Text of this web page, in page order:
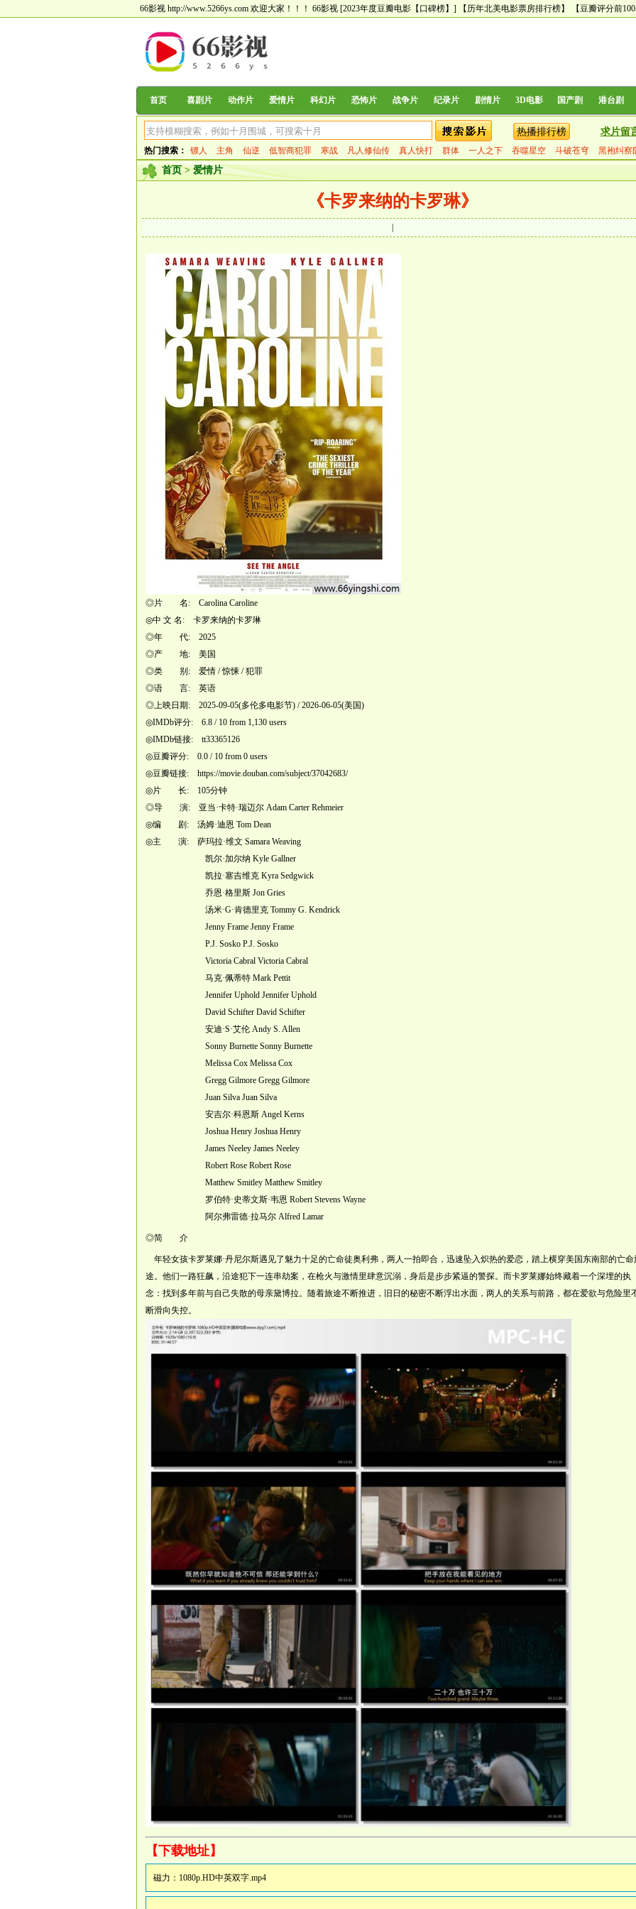
66影视 http://www.5266ys.com 欢迎大家！！！ 66影视 [2023年度豆瓣电影【口碑榜】] 【历年北美电影票房排行榜】 【豆瓣评分前
首页 喜剧片 动作片 爱情片 科幻片 恐怖片 战争片 纪录片 剧情片 3D电影 国产剧 港台剧
热播排行榜 求片留
热门搜索： 镖人 主角 仙逆 低智商犯罪 寒战 凡人修仙传 真人快打 群体 一人之下 吞噬星空 斗破苍穹 黑袍纠察
首页>爱情片
《卡罗来纳的卡罗琳》
◎片 名: Carolina Caroline
◎中 文 名: 卡罗来纳的卡罗琳
◎年 代: 2025
◎产 地: 美国
◎类 别: 爱情 / 惊悚 / 犯罪
◎语 言: 英语
◎上映日期: 2025-09-05(多伦多电影节) / 2026-06-05(美国)
◎IMDb评分: 6.8 / 10 from 1,130 users
◎IMDb链接: tt33365126
◎豆瓣评分: 0.0 / 10 from 0 users
◎豆瓣链接: https://movie.douban.com/subject/37042683/
◎片 长: 105分钟
◎导 演: 亚当·卡特·瑞迈尔 Adam Carter Rehmeier
◎编 剧: 汤姆·迪恩 Tom Dean
◎主 演: 萨玛拉·维文 Samara Weaving
凯尔·加尔纳 Kyle Gallner
凯拉·塞吉维克 Kyra Sedgwick
乔恩·格里斯 Jon Gries
汤米·G·肯德里克 Tommy G. Kendrick
Jenny Frame Jenny Frame
P.J. Sosko P.J. Sosko
Victoria Cabral Victoria Cabral
马克·佩蒂特 Mark Pettit
Jennifer Uphold Jennifer Uphold
David Schifter David Schifter
安迪·S·艾伦 Andy S. Allen
Sonny Burnette Sonny Burnette
Melissa Cox Melissa Cox
Gregg Gilmore Gregg Gilmore
Juan Silva Juan Silva
安吉尔·科恩斯 Angel Kerns
Joshua Henry Joshua Henry
James Neeley James Neeley
Robert Rose Robert Rose
Matthew Smitley Matthew Smitley
罗伯特·史蒂文斯·韦恩 Robert Stevens Wayne
阿尔弗雷德·拉马尔 Alfred Lamar
◎简 介
年轻女孩卡罗莱娜·丹尼尔斯遇见了魅力十足的亡命徒奥利弗，两人一拍即合，迅速坠入炽热的爱恋，踏上横穿美国东南部的亡命
途。他们一路狂飙，沿途犯下一连串劫案，在枪火与激情里肆意沉溺，身后是步步紧逼的警探。而卡罗莱娜始终藏着一个深埋的执
念：找到多年前与自己失散的母亲黛博拉。随着旅途不断推进，旧日的秘密不断浮出水面，两人的关系与前路，都在爱欲与危险里
断滑向失控。
【下载地址】
磁力： 1080p.HD中英双字.mp4